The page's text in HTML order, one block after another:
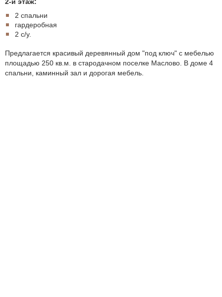
2-й этаж:
2 спальни
гардеробная
2 с/у.
Предлагается красивый деревянный дом "под ключ" с мебелью
площадью 250 кв.м. в стародачном поселке Маслово. В доме 4
спальни, каминный зал и дорогая мебель.